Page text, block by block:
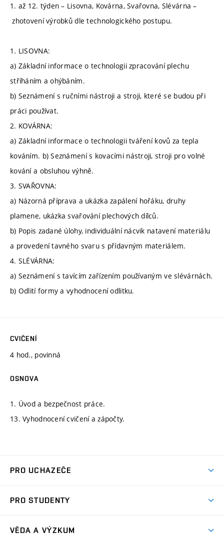
1. až 12. týden – Lisovna, Kovárna, Svařovna, Slévárna –
zhotovení výrobků dle technologického postupu.
1. LISOVNA:
a) Základní informace o technologii zpracování plechu
stříháním a ohýbáním.
b) Seznámení s ručními nástroji a stroji, které se budou při
práci používat.
2. KOVÁRNA:
a) Základní informace o technologii tváření kovů za tepla
kováním. b) Seznámení s kovacími nástroji, stroji pro volné
kování a obsluhou výhně.
3. SVAŘOVNA:
a) Názorná příprava a ukázka zapálení hořáku, druhy
plamene, ukázka svařování plechových dílců.
b) Popis zadané úlohy, individuální nácvik natavení materiálu
a provedení tavného svaru s přídavným materiálem.
4. SLÉVÁRNA:
a) Seznámení s tavícím zařízením používaným ve slévárnách.
b) Odlití formy a vyhodnocení odlitku.
CVIČENÍ
4 hod., povinná
OSNOVA
1. Úvod a bezpečnost práce.
13. Vyhodnocení cvičení a zápočty.
PRO UCHAZEČE
Ambasadoři studia
PRO STUDENTY
VĚDA A VÝZKUM